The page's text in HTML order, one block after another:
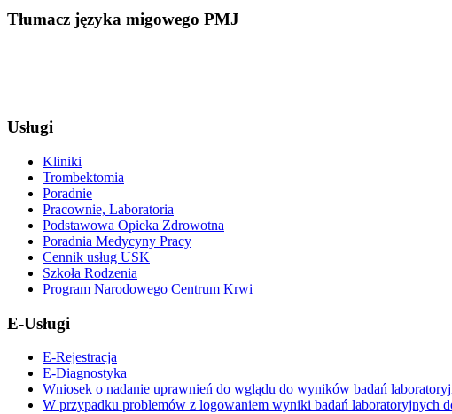
Tłumacz języka migowego PMJ
Usługi
Kliniki
Trombektomia
Poradnie
Pracownie, Laboratoria
Podstawowa Opieka Zdrowotna
Poradnia Medycyny Pracy
Cennik usług USK
Szkoła Rodzenia
Program Narodowego Centrum Krwi
E-Usługi
E-Rejestracja
E-Diagnostyka
Wniosek o nadanie uprawnień do wglądu do wyników badań
W przypadku problemów z logowaniem wyniki badań laboratoryjnych